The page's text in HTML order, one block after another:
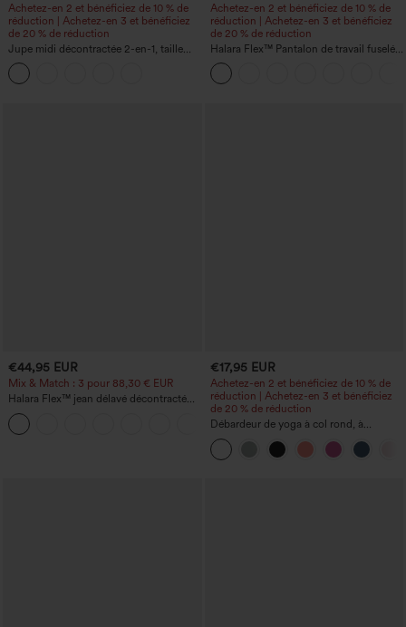
Achetez-en 2 et bénéficiez de 10 % de
réduction | Achetez-en 3 et bénéficiez
de 20 % de réduction
Jupe midi décontractée 2-en-1, taille
haute à effet gainant, froncée avec
ourlet arrondi, en polaire et PU
Achetez-en 2 et bénéficiez de 10 % de
réduction | Achetez-en 3 et bénéficiez
de 20 % de réduction
Halara Flex™ Pantalon de travail fuselé,
uni, taille haute, avec poches
€44,95 EUR
Mix & Match : 3 pour 88,30 € EUR
Halara Flex™ jean délavé décontracté
taille haute à poches, coupe baggy à
jambe large
+2
€17,95 EUR
Achetez-en 2 et bénéficiez de 10 % de
réduction | Achetez-en 3 et bénéficiez
de 20 % de réduction
Débardeur de yoga à col rond, à
fronces, effet rafraîchissant - UPF50+